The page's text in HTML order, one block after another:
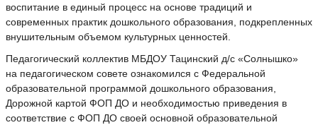
воспитание в единый процесс на основе традиций и
современных практик дошкольного образования, подкрепленных
внушительным объемом культурных ценностей.
Педагогический коллектив МБДОУ Тацинский д/с «Солнышко»
на педагогическом совете ознакомился с Федеральной
образовательной программой дошкольного образования,
Дорожной картой ФОП ДО и необходимостью приведения в
соответствие с ФОП ДО своей основной образовательной